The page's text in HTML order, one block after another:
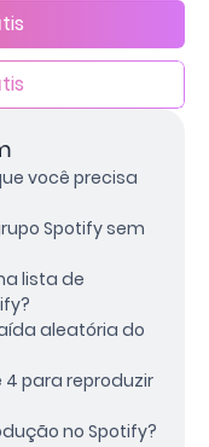
você precisa
Spotify sem
lista de
aleatória do
4 para reproduzir
no Spotify?